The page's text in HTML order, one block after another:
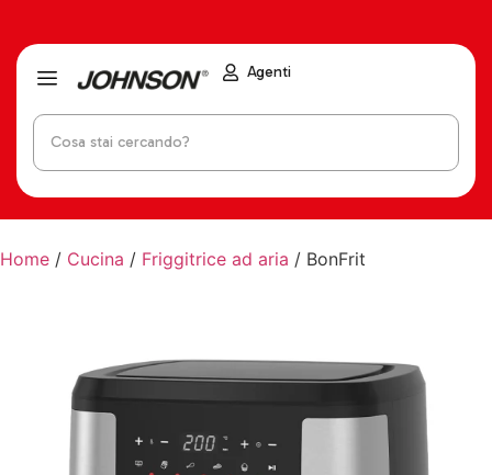
Agenti
Home / Cucina / Friggitrice ad aria / BonFrit